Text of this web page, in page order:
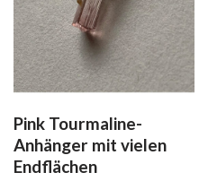
Pink Tourmaline-
Anhänger mit vielen
Endflächen